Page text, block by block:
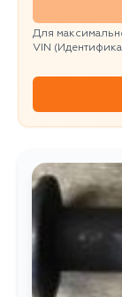
Для
VIN